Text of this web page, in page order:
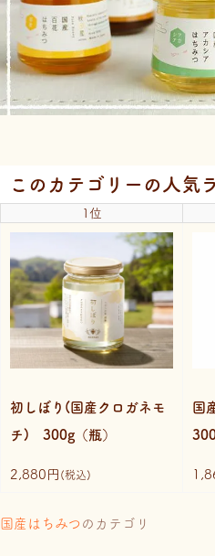
このカテゴリーの人気
1位
初しぼり(国産クロガネモ
チ) 300g（瓶）
2,880円 (税込)
国
国産はちみつ のカテゴリ